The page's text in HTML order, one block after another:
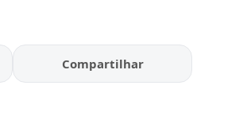
Compartilhar